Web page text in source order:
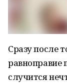
Сразу после
равноправие
случится